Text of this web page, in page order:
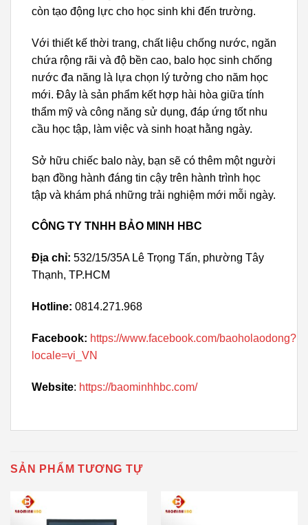
còn tạo động lực cho học sinh khi đến trường.
Với thiết kế thời trang, chất liệu chống nước, ngăn
chứa rộng rãi và độ bền cao, balo học sinh chống
nước đa năng là lựa chọn lý tưởng cho năm học
mới. Đây là sản phẩm kết hợp hài hòa giữa tính
thẩm mỹ và công năng sử dụng, đáp ứng tốt nhu
cầu học tập, làm việc và sinh hoạt hằng ngày.
Sở hữu chiếc balo này, bạn sẽ có thêm một người
bạn đồng hành đáng tin cậy trên hành trình học
tập và khám phá những trải nghiệm mới mỗi ngày.
CÔNG TY TNHH BẢO MINH HBC
Địa chỉ: 532/15/35A Lê Trọng Tấn, phường Tây
Thạnh, TP.HCM
Hotline: 0814.271.968
Facebook: https://www.facebook.com/baoholaodong?
locale=vi_VN
Website: https://baominhhbc.com/
SẢN PHẨM TƯƠNG TỰ